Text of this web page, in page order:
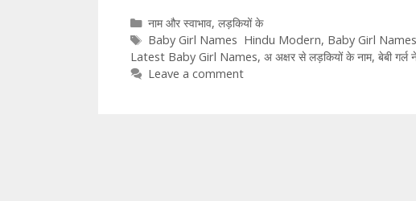
Categories
नाम और स्वाभाव, लड़कियों के
Tags
Baby Girl Names Hindu Modern, Baby Girl
Latest Baby Girl Names, अ अक्षर से लड़कियों के नाम, बेबी गर्ल
Leave a comment